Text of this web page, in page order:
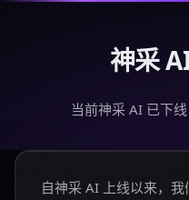
神采
当前神采 AI 已下
自神采 AI 上线以来，